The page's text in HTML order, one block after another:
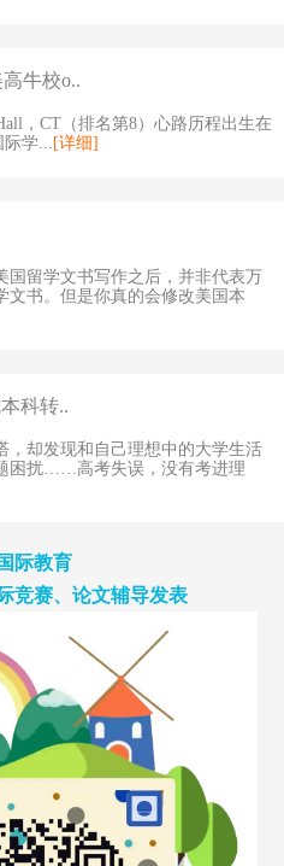
牛校o..
，CT（排名第8）心路历程出生在
际学... [详细]
国留学文书写作之后，并非代表万
文书。但是你真的会修改美国本
科转..
，却发现和自己理想中的大学生活
困扰……高考失误，没有考进理
际教育
竞赛、论文辅导发表